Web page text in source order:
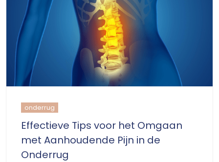
onderrug
Effectieve Tips voor het Omgaan
met Aanhoudende Pijn in de
Onderrug